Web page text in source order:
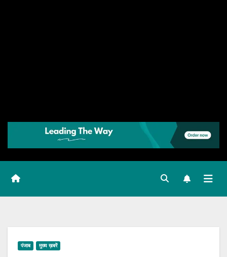
पंजाब मुख्य ख़बरें